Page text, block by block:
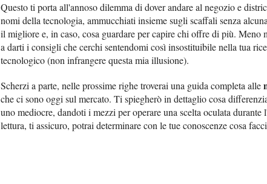
Questo ti porta all'annoso dilemma di dover andare al negozio e
nomi della tecnologia, ammucchiati insieme sugli scaffali senza
il migliore e, in caso, cosa guardare per capire chi offre di più. Meno
a darti i consigli che cerchi sentendomi così insostituibile nella tua
tecnologico (non infrangere questa mia illusione).
Scherzi a parte, nelle prossime righe troverai una guida completa alle
che ci sono oggi sul mercato. Ti spiegherò in dettaglio cosa
uno mediocre, dandoti i mezzi per operare una scelta oculata
lettura, ti assicuro, potrai determinare con le tue conoscenze cosa